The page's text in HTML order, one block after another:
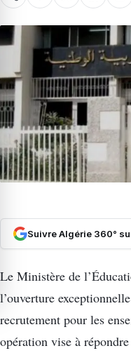
Suivre Algérie 360°
Le Ministère de
l’ouverture
recrutement pour les
opération vise à